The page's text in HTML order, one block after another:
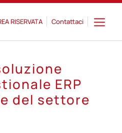
RISERVATA Contattaci
ERP
del settore